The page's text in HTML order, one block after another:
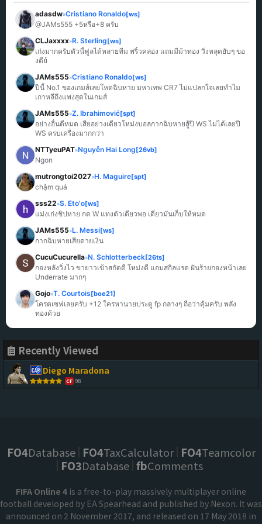
adasdw»Cristiano Ronaldo[ws]
@JAMs555 +5หรือ+8 ครับ
CLJaxxxx»R. Sterling[ws]
เก่งมากครับตัวนี้ฟูลได้หลายทีม พริ้วคล่อง แถมมีม้าทอง วิ่งหลุดยับๆ ขอ
งดีย์
JAMs555»Cristiano Ronaldo[ws]
ปีนี้ No.1 ของเกมส์เลยโหดฉิบหาย มหาเทพ CR7 ไม่แปลกใจเลยทำไม
เกาหลีถึงแพงสุดในเกมส์
JAMs555»Z. Ibrahimović[spt]
อย่างอื่นดีหมด เสียอย่างเดียวโหม่งบอลกากฉิบหายสู้ปี WS ไม่ได้เลยปี
WS ครบเครื่องมากกว่า
NTTyeuPAT»Nguyễn Hai Long[26vb]
Ngon
mutrongtoi2027»H. Maguire[spt]
chậm quá
sss22»S. Eto'o[ws]
แม่งเก่งชิปหาย กด W แทงตัวเดียวพอ เดี๋ยวมันเก็บให้หมด
JAMs555»L. Messi[ws]
กากฉิบหายเสียดายเงิน
CucuCucurella»N. Schlotterbeck[26ts]
กองหลังวิ่งไว ขายาวเข้าสกัดดี โหม่งดี แถมสกิลแรด ฝันร้ายกองหน้าเลย
Underrate มากๆ
Gojo»T. Courtois[boe21]
โครตเซฟเลยครับ +12 ใครหานายประตู fp กลางๆ ถือว่าคุ้มครับ พลัง
ทองด้วย
Recently Viewed
Diego Maradona
CF 98
FO4Database FO4TaxCalculator FO4Teamcolor
FO3Database fbComments
FIFA Online 4 is a free-to-play massively multiplayer online
football developed by EA Spearhead and published by Nexon. It was
announced on 2 November 2017, and released on 17 May 2018 in